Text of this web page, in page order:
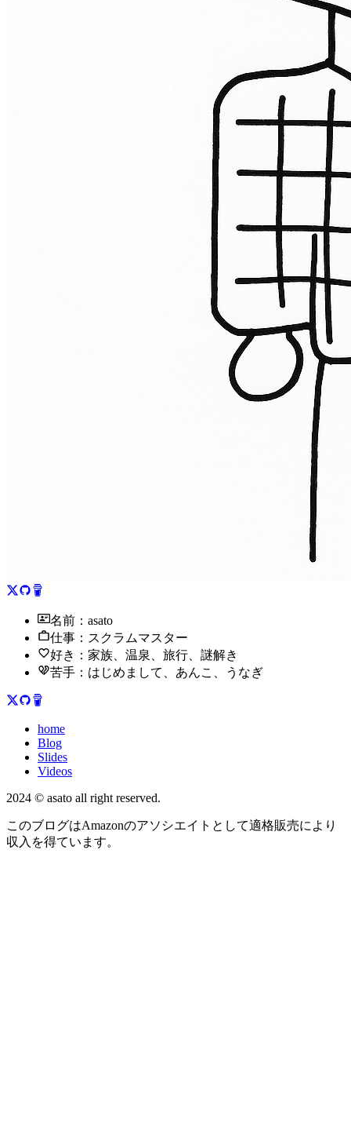
名前：asato
仕事：スクラムマスター
好き：家族、温泉、旅行、謎解き
苦手：はじめまして、あんこ、うなぎ
home
Blog
Slides
Videos
2024 © asato all right reserved.
このブログはAmazonのアソシエイトとして適格販売により
収入を得ています。